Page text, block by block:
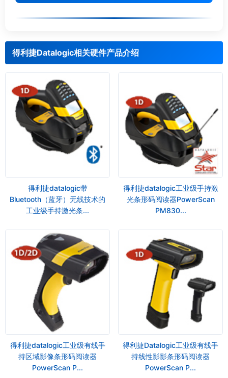
得利捷Datalogic相关硬件产品介绍
得利捷datalogic带
Bluetooth（蓝牙）无线技术的
工业级手持激光条...
得利捷datalogic工业级手持激
光条形码阅读器PowerScan
PM830...
得利捷datalogic工业级有线手
持区域影像条形码阅读器
PowerScan P...
得利捷Datalogic工业级有线手
持线性影影条形码阅读器
PowerScan P...